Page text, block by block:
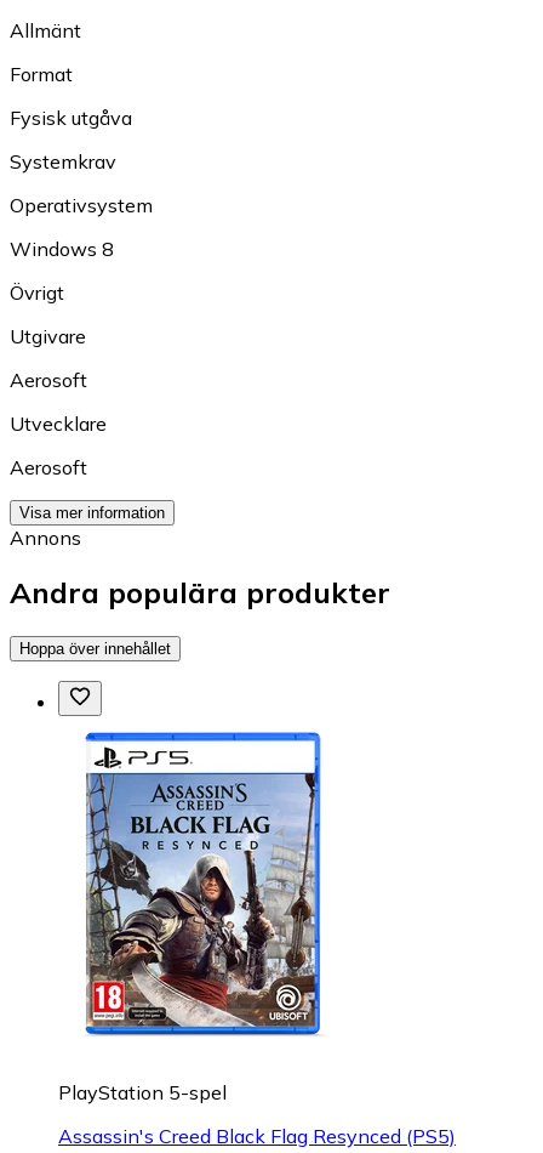
Allmänt
Format
Fysisk utgåva
Systemkrav
Operativsystem
Windows 8
Övrigt
Utgivare
Aerosoft
Utvecklare
Aerosoft
Visa mer information
Annons
Andra populära produkter
Hoppa över innehållet
PlayStation 5-spel
Assassin's Creed Black Flag Resynced (PS5)